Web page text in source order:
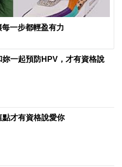
一步都輕盈有力
妳一起預防HPV，才有資格說
點才有資格說愛你